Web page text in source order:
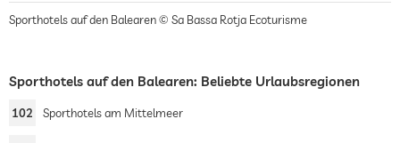
Sporthotels auf den Balearen © Sa Bassa Rotja Ecoturisme
Sporthotels auf den Balearen: Beliebte Urlaubsregionen
102 Sporthotels am Mittelmeer